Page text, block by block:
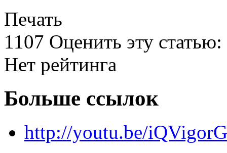
Печать
1107 Оценить эту статью:
Нет рейтинга
Больше ссылок
http://youtu.be/